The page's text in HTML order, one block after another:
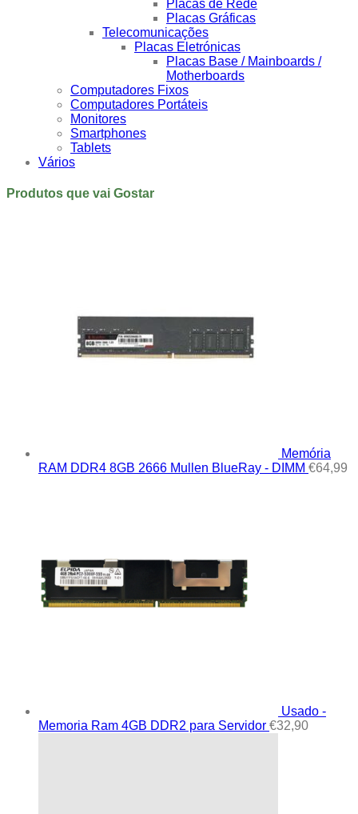
Placas de Rede
Placas Gráficas
Telecomunicações
Placas Eletrónicas
Placas Base / Mainboards /
Motherboards
Computadores Fixos
Computadores Portáteis
Monitores
Smartphones
Tablets
Vários
Produtos que vai Gostar
Memória
RAM DDR4 8GB 2666 Mullen BlueRay - DIMM €64,99
Usado -
Memoria Ram 4GB DDR2 para Servidor €32,90